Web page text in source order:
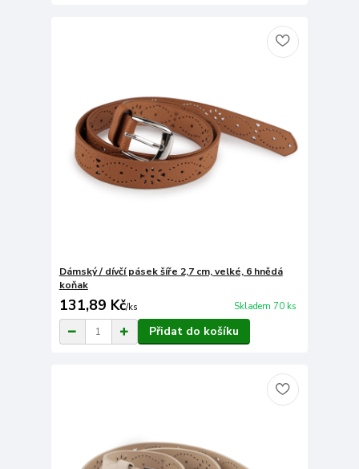
Dámský / dívčí pásek šíře 2,7 cm, velké, 6 hnědá
koňak
131,89 Kč/ks Skladem 70 ks
Přidat do košíku